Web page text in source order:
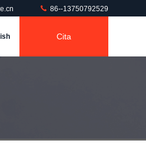
86--13750792529
Cita